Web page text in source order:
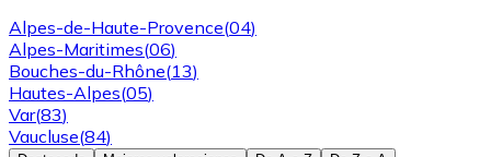
Alpes-de-Haute-Provence(04)
Alpes-Maritimes(06)
Bouches-du-Rhône(13)
Hautes-Alpes(05)
Var(83)
Vaucluse(84)